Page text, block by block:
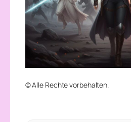
© Alle Rechte vorbehalten.